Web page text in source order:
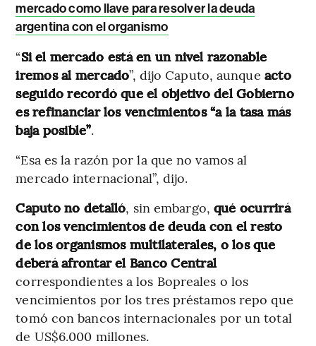
mercado como llave para resolver la deuda
argentina con el organismo
“Si el mercado está en un nivel razonable
iremos al mercado”, dijo Caputo, aunque acto
seguido recordó que el objetivo del Gobierno
es refinanciar los vencimientos “a la tasa más
baja posible”.
“Esa es la razón por la que no vamos al
mercado internacional”, dijo.
Caputo no detalló, sin embargo, qué ocurrirá
con los vencimientos de deuda con el resto
de los organismos multilaterales, o los que
deberá afrontar el Banco Central
correspondientes a los Bopreales o los
vencimientos por los tres préstamos repo que
tomó con bancos internacionales por un total
de US$6.000 millones.